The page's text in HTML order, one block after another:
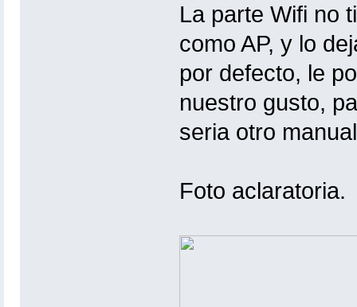
La parte Wifi no
como AP, y lo
por defecto, le
nuestro gusto,
seria otro
Foto aclaratoria.